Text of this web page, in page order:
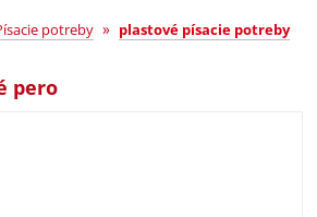
potreby » plastové písacie potreby
pero